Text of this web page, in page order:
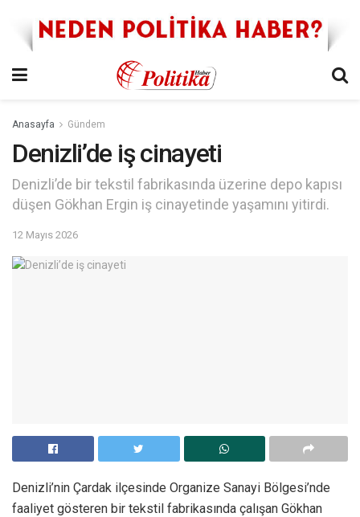
Anasayfa Gündem
Denizli’de iş cinayeti
Denizli’de bir tekstil fabrikasında üzerine depo kapısı
düşen Gökhan Ergin iş cinayetinde yaşamını yitirdi.
12 Mayıs 2026
Denizli’nin Çardak ilçesinde Organize Sanayi Bölgesi’nde
faaliyet gösteren bir tekstil fabrikasında çalışan Gökhan